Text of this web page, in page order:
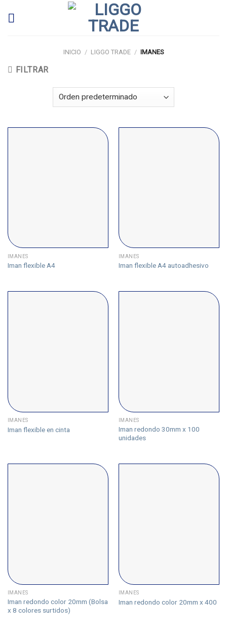
INICIO / LIGGO TRADE / IMANES
FILTRAR
IMANES
Iman flexible A4
IMANES
Iman flexible A4 autoadhesivo
IMANES
Iman flexible en cinta
IMANES
Iman redondo 30mm x 100
unidades
IMANES
Iman redondo color 20mm (Bolsa
x 8 colores surtidos)
IMANES
Iman redondo color 20mm x 400